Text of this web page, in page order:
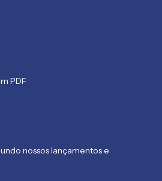
PDF
nossos lançamentos e